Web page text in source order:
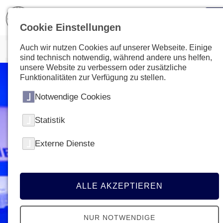
Cookie Einstellungen
Auch wir nutzen Cookies auf unserer Webseite. Einige
sind technisch notwendig, während andere uns helfen,
unsere Website zu verbessern oder zusätzliche
Funktionalitäten zur Verfügung zu stellen.
Notwendige Cookies
Statistik
Externe Dienste
ALLE AKZEPTIEREN
NUR NOTWENDIGE